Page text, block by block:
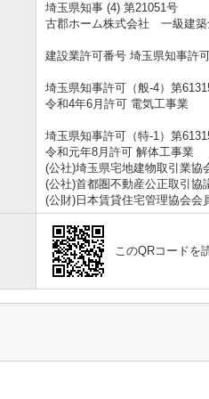
埼玉県知事 (4) 第21051号
古郡ホーム株式会社 一級建
建設業許可番号 埼玉県知事許
埼玉県知事許可（般-4）第
令和4年6月許可 電気工事業
埼玉県知事許可（特-1）第
令和元年8月許可 解体工事業
(公社)埼玉県宅地建物取引業協
(公社)首都圏不動産公正取引協
(公財)日本賃貸住宅管理協会会
このQRコードを